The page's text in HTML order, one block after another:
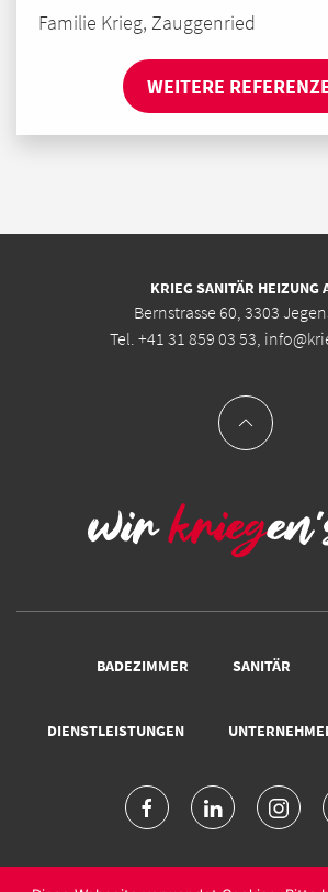
Familie Krieg, Zauggenried
WEITERE
KRIEG SANITÄR HEIZUNG
Bernstrasse 60, 3303
Tel. +41 31 859 03 53
BADEZIMMER SANITÄR
DIENSTLEISTUNGEN